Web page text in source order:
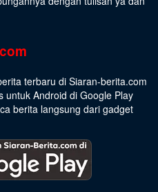
terbaru di Siaran-berita.com
untuk Android di Google Play
berita langsung dari gadget